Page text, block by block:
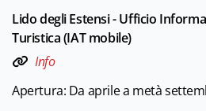
Lido degli Estensi - Ufficio
Turistica (IAT mobile)
Info
Apertura: Da aprile a metà